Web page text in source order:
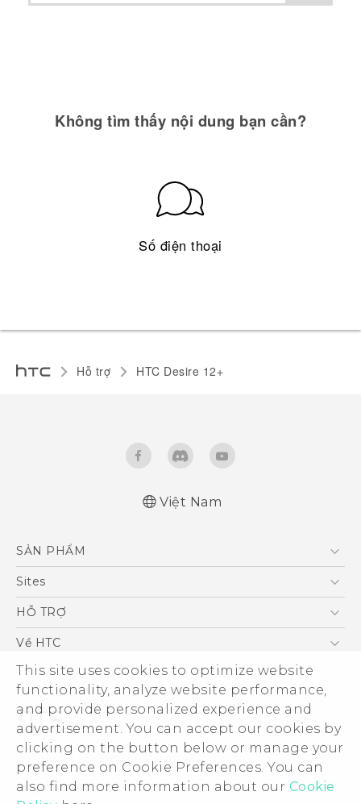
This site uses cookies to optimize website
functionality, analyze website performance,
and provide personalized experience and
advertisement. You can accept our cookies by
clicking on the button below or manage your
preference on Cookie Preferences. You can
also find more information about our Cookie
Không tìm thấy nội dung bạn cần?
Số điện thoại
Hỗ trợ HTC Desire 12+‎
Việt Nam
SẢN PHẨM
5G
Điện Thoại Thông Minh
VIVE
Sites
HTC Dev
HỖ TRỢ
Trung tâm hỗ trợ
Hỗ trợ bảo hành HTC
Về HTC
ESG
Nhà đầu tư
Làm việc tại HTC
Chính sách bảo mật
Bảo mật sản phẩm
Thông Tin Đấu Thầu
© 2011-2026 HTC Corporation
Legal Terms